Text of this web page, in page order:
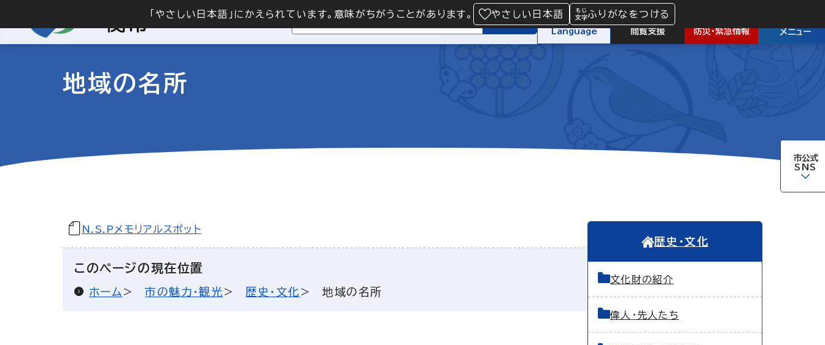
「やさしい日本語」にかえられています。意味がちがうことがあります。 やさしい日本語 ふりがなをつける
検索
Language 閲覧支援 防災・緊急情報 メニュー
市公式
SNS
地域の名所
N.S.Pメモリアルスポット
このページの現在位置
ホーム 市の魅力・観光 歴史・文化 地域の名所
歴史・文化
文化財の紹介
偉人・先人たち